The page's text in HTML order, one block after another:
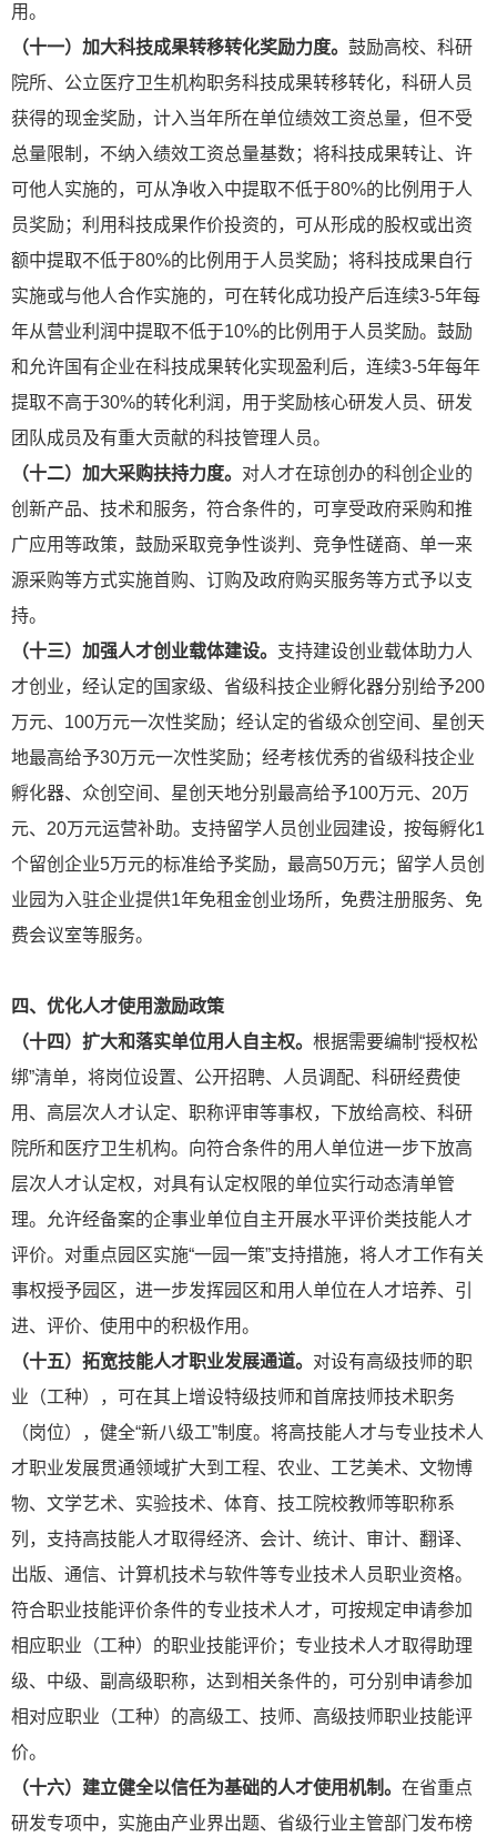
用。
（十一）加大科技成果转移转化奖励力度。 鼓励高校、科研
院所、公立医疗卫生机构职务科技成果转移转化，科研人员
获得的现金奖励，计入当年所在单位绩效工资总量，但不受
总量限制，不纳入绩效工资总量基数；将科技成果转让、许
可他人实施的，可从净收入中提取不低于80%的比例用于人
员奖励；利用科技成果作价投资的，可从形成的股权或出资
额中提取不低于80%的比例用于人员奖励；将科技成果自行
实施或与他人合作实施的，可在转化成功投产后连续3-5年每
年从营业利润中提取不低于10%的比例用于人员奖励。鼓励
和允许国有企业在科技成果转化实现盈利后，连续3-5年每年
提取不高于30%的转化利润，用于奖励核心研发人员、研发
团队成员及有重大贡献的科技管理人员。
（十二）加大采购扶持力度。 对人才在琼创办的科创企业的
创新产品、技术和服务，符合条件的，可享受政府采购和推
广应用等政策，鼓励采取竞争性谈判、竞争性磋商、单一来
源采购等方式实施首购、订购及政府购买服务等方式予以支
持。
（十三）加强人才创业载体建设。 支持建设创业载体助力人
才创业，经认定的国家级、省级科技企业孵化器分别给予200
万元、100万元一次性奖励；经认定的省级众创空间、星创天
地最高给予30万元一次性奖励；经考核优秀的省级科技企业
孵化器、众创空间、星创天地分别最高给予100万元、20万
元、20万元运营补助。支持留学人员创业园建设，按每孵化1
个留创企业5万元的标准给予奖励，最高50万元；留学人员创
业园为入驻企业提供1年免租金创业场所，免费注册服务、免
费会议室等服务。
四、优化人才使用激励政策
（十四）扩大和落实单位用人自主权。 根据需要编制“授权松
绑”清单，将岗位设置、公开招聘、人员调配、科研经费使
用、高层次人才认定、职称评审等事权，下放给高校、科研
院所和医疗卫生机构。向符合条件的用人单位进一步下放高
层次人才认定权，对具有认定权限的单位实行动态清单管
理。允许经备案的企事业单位自主开展水平评价类技能人才
评价。对重点园区实施“一园一策”支持措施，将人才工作有关
事权授予园区，进一步发挥园区和用人单位在人才培养、引
进、评价、使用中的积极作用。
（十五）拓宽技能人才职业发展通道。 对设有高级技师的职
业（工种），可在其上增设特级技师和首席技师技术职务
（岗位），健全“新八级工”制度。将高技能人才与专业技术人
才职业发展贯通领域扩大到工程、农业、工艺美术、文物博
物、文学艺术、实验技术、体育、技工院校教师等职称系
列，支持高技能人才取得经济、会计、统计、审计、翻译、
出版、通信、计算机技术与软件等专业技术人员职业资格。
符合职业技能评价条件的专业技术人才，可按规定申请参加
相应职业（工种）的职业技能评价；专业技术人才取得助理
级、中级、副高级职称，达到相关条件的，可分别申请参加
相对应职业（工种）的高级工、技师、高级技师职业技能评
价。
（十六）建立健全以信任为基础的人才使用机制。 在省重点
研发专项中，实施由产业界出题、省级行业主管部门发布榜